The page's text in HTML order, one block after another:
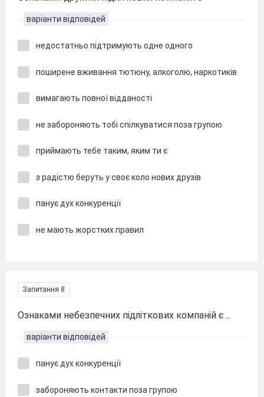
варіанти відповідей
недостатньо підтримують одне одного
поширене вживання тютюну, алкоголю, наркотиків
вимагають повної відданості
не забороняють тобі спілкуватися поза групою
приймають тебе таким, яким ти є
з радістю беруть у своє коло нових друзів
панує дух конкуренції
не мають жорстких правил
Запитання 8
Ознаками небезпечних підліткових компаній є ...
варіанти відповідей
панує дух конкуренції
забороняють контакти поза групою